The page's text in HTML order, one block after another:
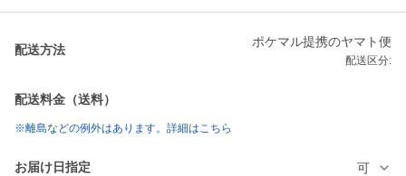
配送方法
ポケマル提携のヤマト便
配送区分:
配送料金（送料）
※離島などの例外はあります。詳細はこちら
お届け日指定 可